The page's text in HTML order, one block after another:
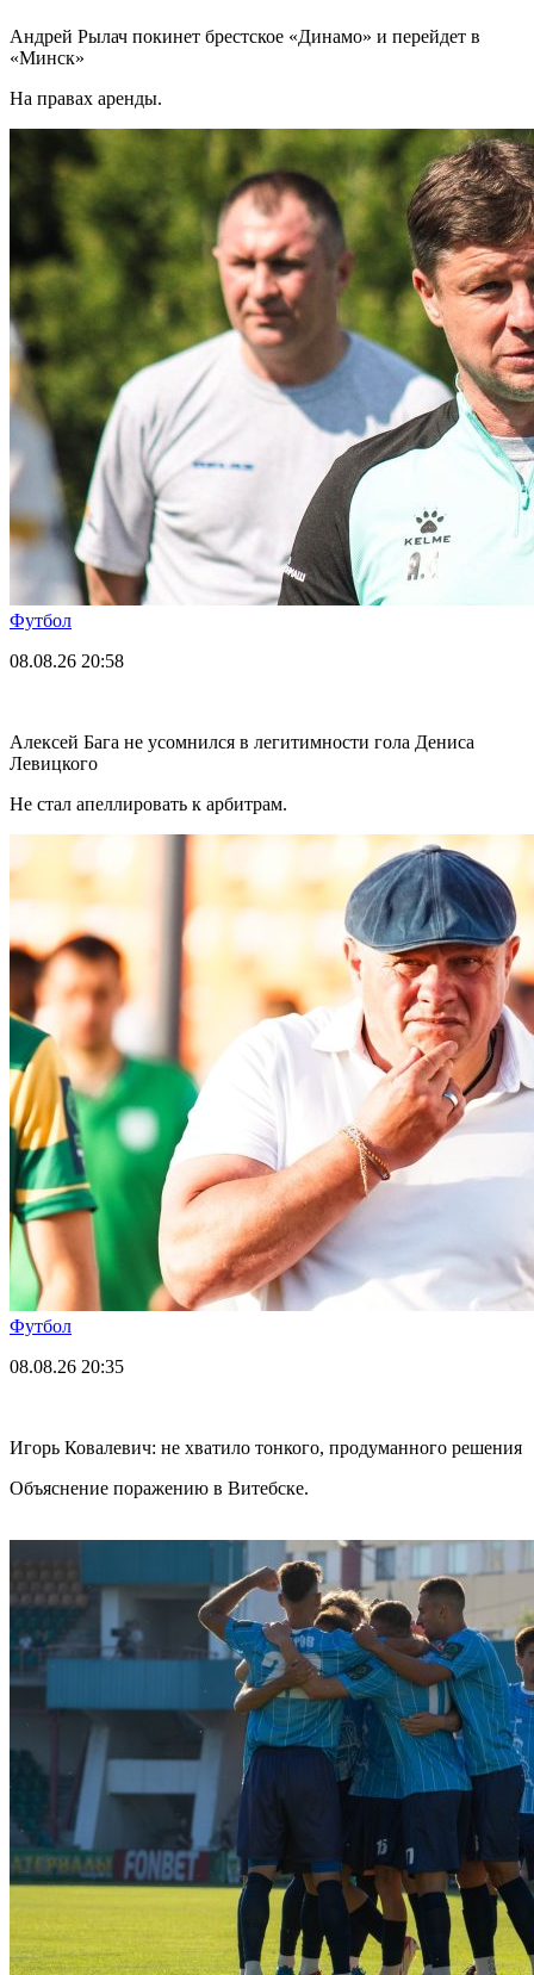
Андрей Рылач покинет брестское «Динамо» и перейдет в
«Минск»
На правах аренды.
Футбол
08.08.26 20:58
Алексей Бага не усомнился в легитимности гола Дениса
Левицкого
Не стал апеллировать к арбитрам.
Футбол
08.08.26 20:35
Игорь Ковалевич: не хватило тонкого, продуманного решения
Объяснение поражению в Витебске.